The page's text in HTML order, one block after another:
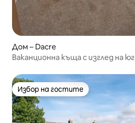
Дом – Dacre
Ваканционна къща с изглед на юг
Избор на гостите
Избор на гостите